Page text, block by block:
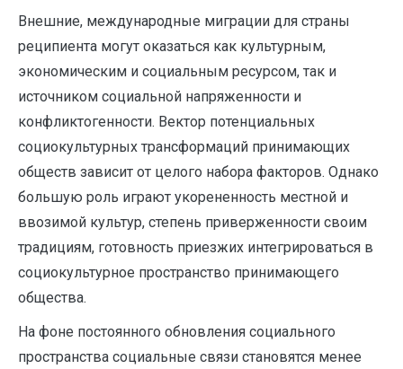
Внешние, международные миграции для страны
реципиента могут оказаться как культурным,
экономическим и социальным ресурсом, так и
источником социальной напряженности и
конфликтогенности. Вектор потенциальных
социокультурных трансформаций принимающих
обществ зависит от целого набора факторов. Однако
большую роль играют укорененность местной и
ввозимой культур, степень приверженности своим
традициям, готовность приезжих интегрироваться в
социокультурное пространство принимающего
общества.
На фоне постоянного обновления социального
пространства социальные связи становятся менее